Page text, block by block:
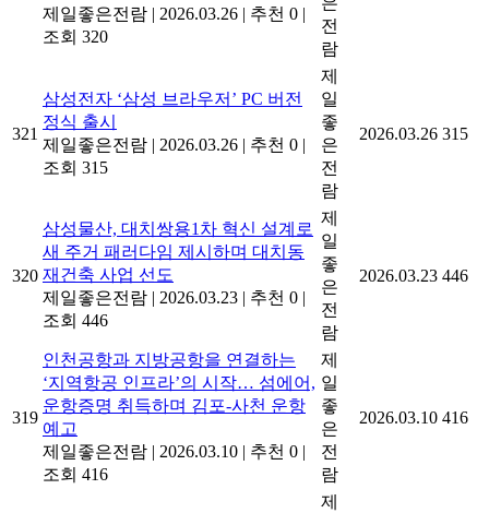
제일좋은전람 | 2026.03.26 | 추천 0 |
조회 320
전
람
321
삼성전자 ‘삼성 브라우저’ PC 버전
정식 출시
제일좋은전람 | 2026.03.26 | 추천 0 |
조회 315
제
일
좋
은
전
람
2026.03.26 315
320
삼성물산, 대치쌍용1차 혁신 설계로
새 주거 패러다임 제시하며 대치동
재건축 사업 선도
제일좋은전람 | 2026.03.23 | 추천 0 |
조회 446
제
일
좋
은
전
람
2026.03.23 446
319
인천공항과 지방공항을 연결하는
‘지역항공 인프라’의 시작… 섬에어,
운항증명 취득하며 김포-사천 운항
예고
제일좋은전람 | 2026.03.10 | 추천 0 |
조회 416
제
일
좋
은
전
람
2026.03.10 416
제